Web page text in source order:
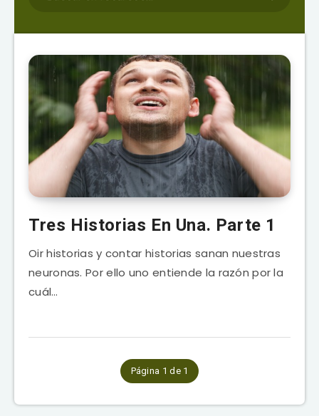
Tres Historias En Una. Parte 1
Oir historias y contar historias sanan nuestras
neuronas. Por ello uno entiende la razón por la
cuál…
Página 1 de 1